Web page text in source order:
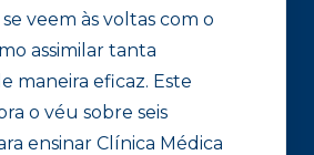
veem às voltas com o
assimilar tanta
maneira eficaz. Este
o véu sobre seis
ensinar Clínica Médica